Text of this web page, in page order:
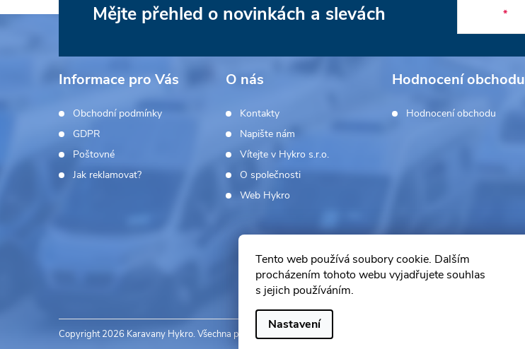
Tento web používá soubory cookie. Dalším
procházením tohoto webu vyjadřujete souhlas
s jejich používáním.
Nastavení
Z
t
Mějte přehled o novinkách a slevách
Informace pro Vás
Obchodní podmínky
GDPR
Poštovné
Jak reklamovat?
O nás
Kontakty
Napište nám
Vítejte v Hykro s.r.o.
O společnosti
Web Hykro
Hodnocení obchodu
Hodnocení obchodu
Copyright 2026 Karavany Hykro. Všechna práva vyhrazena. Upravit nastavení cookies